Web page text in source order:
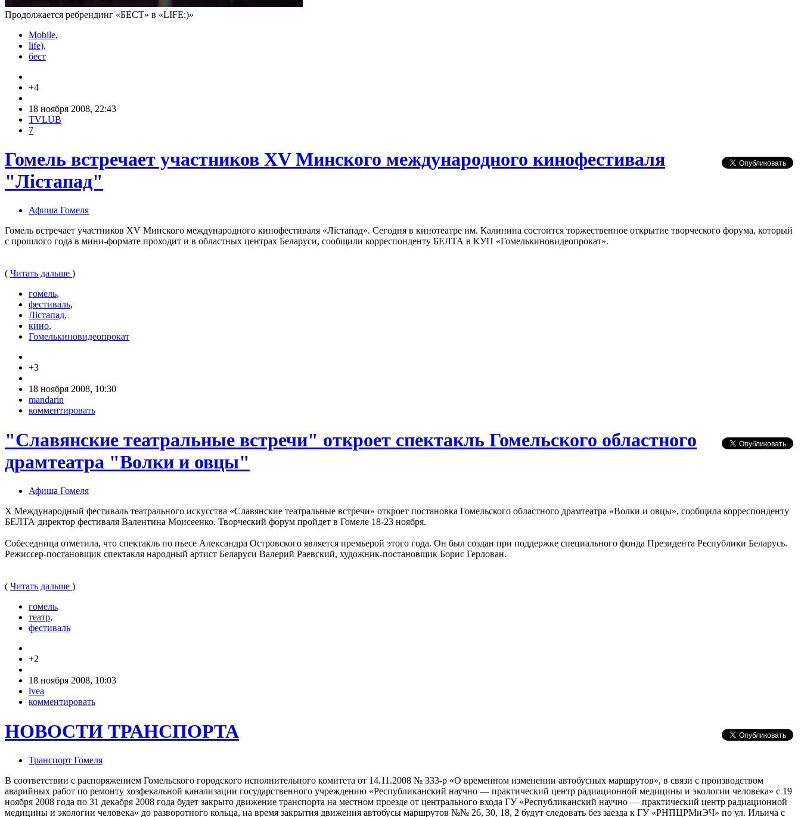
Продолжается ребрендинг «БЕСТ» в «LIFE:)»
Mobile,
life),
бест
+4
18 ноября 2008, 22:43
TVLUB
7
Гомель встречает участников XV Минского международного кинофестиваля
"Лiстапад"
Афиша Гомеля
Гомель встречает участников XV Минского международного кинофестиваля «Лiстапад». Сегодня в кинотеатре им. Калинина состоится торжественное открытие творческого форума, который
с прошлого года в мини-формате проходит и в областных центрах Беларуси, сообщили корреспонденту БЕЛТА в КУП «Гомелькиновидеопрокат».
( Читать дальше )
гомель,
фестиваль,
Лiстапад,
кино,
Гомелькиновидеопрокат
+3
18 ноября 2008, 10:30
mandarin
комментировать
"Славянские театральные встречи" откроет спектакль Гомельского областного
драмтеатра "Волки и овцы"
Афиша Гомеля
Х Международный фестиваль театрального искусства «Славянские театральные встречи» откроет постановка Гомельского областного драмтеатра «Волки и овцы», сообщила корреспонденту
БЕЛТА директор фестиваля Валентина Моисеенко. Творческий форум пройдет в Гомеле 18-23 ноября.
Собеседница отметила, что спектакль по пьесе Александра Островского является премьерой этого года. Он был создан при поддержке специального фонда Президента Республики Беларусь.
Режиссер-постановщик спектакля народный артист Беларуси Валерий Раевский, художник-постановщик Борис Герлован.
( Читать дальше )
гомель,
театр,
фестиваль
+2
18 ноября 2008, 10:03
lvea
комментировать
НОВОСТИ ТРАНСПОРТА
Транспорт Гомеля
В соответствии с распоряжением Гомельского городского исполнительного комитета от 14.11.2008 № 333-р «О временном изменении автобусных маршрутов», в связи с производством
аварийных работ по ремонту хозфекальной канализации государственного учреждению «Республиканский научно — практический центр радиационной медицины и экологии человека» с 19
ноября 2008 года по 31 декабря 2008 года будет закрыто движение транспорта на местном проезде от центрального входа ГУ «Республиканский научно — практический центр радиационной
медицины и экологии человека» до разворотного кольца, на время закрытия движения автобусы маршрутов №№ 26, 30, 18, 2 будут следовать без заезда к ГУ «РНПЦРМиЭЧ» по ул. Ильича с